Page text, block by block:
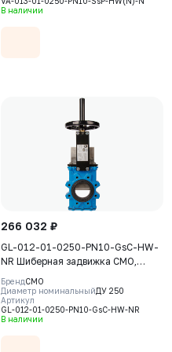
AISI304, седловое уплотнение
В наличии
266 032 ₽
GL-012-01-0250-PN10-GsC-HW-
NR Шиберная задвижка CMO,
серия GL, DN0250, PN10, штурвал,
выдвижной шток, корпус GJS-
500-7 (GGG50), нож AISI304,
седловое уплотнение Natural
БрендCMO
Диаметр номинальныйДУ 250
Артикул
GL-012-01-0250-PN10-GsC-HW-NR
В наличии